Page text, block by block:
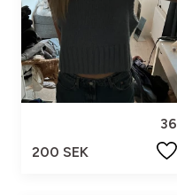
36
200 SEK